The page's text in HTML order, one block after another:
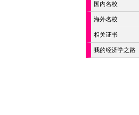
国内名校
海外名校
相关证书
我的经济学之路